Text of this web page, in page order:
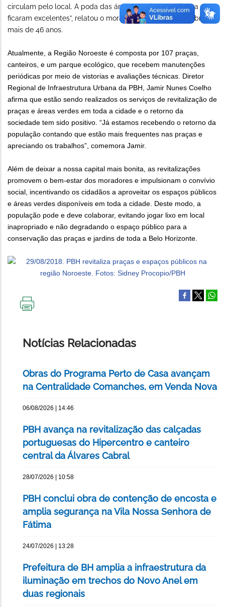
circulam pelo local. A poda das árvores, caiação e pintura
ficaram excelentes”, relatou o morador do bairro Dom Cabral há
mais de 46 anos.
Atualmente, a Região Noroeste é composta por 107 praças,
canteiros, e um parque ecológico, que recebem manutenções
periódicas por meio de vistorias e avaliações técnicas. Diretor
Regional de Infraestrutura Urbana da PBH, Jamir Nunes Coelho
afirma que estão sendo realizados os serviços de revitalização de
praças e áreas verdes em toda a cidade e o retorno da
sociedade tem sido positivo. “Já estamos recebendo o retorno da
população contando que estão mais frequentes nas praças e
apreciando os trabalhos”, comemora Jamir.
Além de deixar a nossa capital mais bonita, as revitalizações
promovem o bem-estar dos moradores e impulsionam o convívio
social, incentivando os cidadãos a aproveitar os espaços públicos
e áreas verdes disponíveis em toda a cidade. Deste modo, a
população pode e deve colaborar, evitando jogar lixo em local
inapropriado e não degradando o espaço público para a
conservação das praças e jardins de toda a Belo Horizonte.
Notícias Relacionadas
Obras do Programa Perto de Casa avançam
na Centralidade Comanches, em Venda Nova
06/08/2026 | 14:46
PBH avança na revitalização das calçadas
portuguesas do Hipercentro e canteiro
central da Álvares Cabral
28/07/2026 | 10:58
PBH conclui obra de contenção de encosta e
amplia segurança na Vila Nossa Senhora de
Fátima
24/07/2026 | 13:28
Prefeitura de BH amplia a infraestrutura da
iluminação em trechos do Novo Anel em
duas regionais